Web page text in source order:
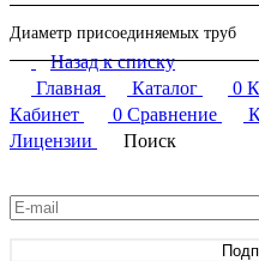
Чтобы купить в Перми
нужного размера, вам не
поиски. Все необходимое уже
магазине "Нива".
Диаметр присоединяемых труб
Назад к списку
Главная
Каталог 0
Кабинет
0 Сравнение
Лицензии
Поиск